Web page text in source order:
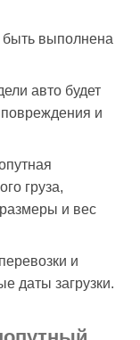
выполнена
авто будет
и
груза,
и вес
и
даты загрузки.